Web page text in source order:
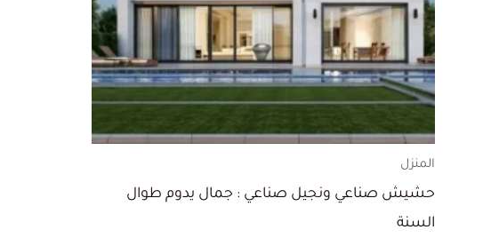
المنزل
حشيش صناعي ونجيل صناعي : جمال يدوم طوال
السنة